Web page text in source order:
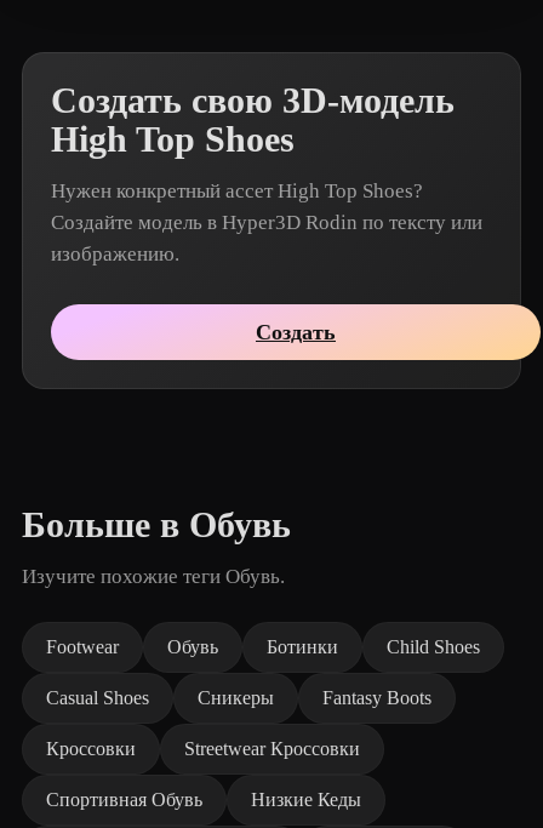
Создать свою 3D-модель
High Top Shoes
Нужен конкретный ассет High Top Shoes?
Создайте модель в Hyper3D Rodin по тексту или
изображению.
Создать
Больше в Обувь
Изучите похожие теги Обувь.
Footwear Обувь Ботинки Child Shoes
Casual Shoes Сникеры Fantasy Boots
Кроссовки Streetwear Кроссовки
Спортивная Обувь Низкие Кеды